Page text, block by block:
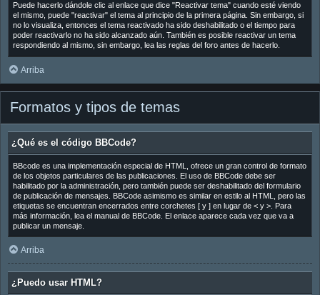
Puede hacerlo dándole clic al enlace que dice "Reactivar tema" cuando esté viendo
el mismo, puede "reactivar" el tema al principio de la primera página. Sin embargo, si
no lo visualiza, entonces el tema reactivado ha sido deshabilitado o el tiempo para
poder reactivarlo no ha sido alcanzado aún. También es posible reactivar un tema
respondiendo al mismo, sin embargo, lea las reglas del foro antes de hacerlo.
Arriba
Formatos y tipos de temas
¿Qué es el código BBCode?
BBcode es una implementación especial de HTML, ofrece un gran control de formato
de los objetos particulares de las publicaciones. El uso de BBCode debe ser
habilitado por la administración, pero también puede ser deshabilitado del formulario
de publicación de mensajes. BBCode asimismo es similar en estilo al HTML, pero las
etiquetas se encuentran encerrados entre corchetes [ y ] en lugar de < y >. Para
más información, lea el manual de BBCode. El enlace aparece cada vez que va a
publicar un mensaje.
Arriba
¿Puedo usar HTML?